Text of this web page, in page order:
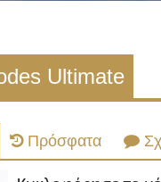
Ultimate
Πρόσφατα